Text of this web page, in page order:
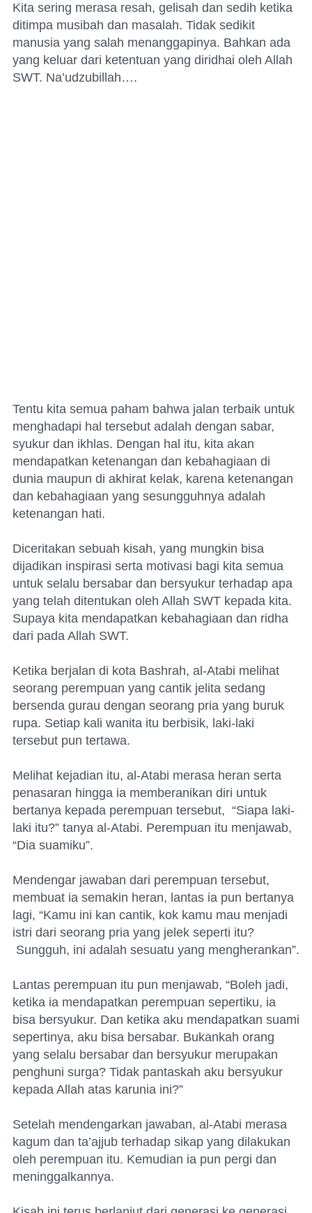
Kita sering merasa resah, gelisah dan sedih ketika
ditimpa musibah dan masalah. Tidak sedikit
manusia yang salah menanggapinya. Bahkan ada
yang keluar dari ketentuan yang diridhai oleh Allah
SWT. Na’udzubillah….
Tentu kita semua paham bahwa jalan terbaik untuk
menghadapi hal tersebut adalah dengan sabar,
syukur dan ikhlas. Dengan hal itu, kita akan
mendapatkan ketenangan dan kebahagiaan di
dunia maupun di akhirat kelak, karena ketenangan
dan kebahagiaan yang sesungguhnya adalah
ketenangan hati.
Diceritakan sebuah kisah, yang mungkin bisa
dijadikan inspirasi serta motivasi bagi kita semua
untuk selalu bersabar dan bersyukur terhadap apa
yang telah ditentukan oleh Allah SWT kepada kita.
Supaya kita mendapatkan kebahagiaan dan ridha
dari pada Allah SWT.
Ketika berjalan di kota Bashrah, al-Atabi melihat
seorang perempuan yang cantik jelita sedang
bersenda gurau dengan seorang pria yang buruk
rupa. Setiap kali wanita itu berbisik, laki-laki
tersebut pun tertawa.
Melihat kejadian itu, al-Atabi merasa heran serta
penasaran hingga ia memberanikan diri untuk
bertanya kepada perempuan tersebut, “Siapa laki-
laki itu?” tanya al-Atabi. Perempuan itu menjawab,
“Dia suamiku”.
Mendengar jawaban dari perempuan tersebut,
membuat ia semakin heran, lantas ia pun bertanya
lagi, “Kamu ini kan cantik, kok kamu mau menjadi
istri dari seorang pria yang jelek seperti itu?
Sungguh, ini adalah sesuatu yang mengherankan”.
Lantas perempuan itu pun menjawab, “Boleh jadi,
ketika ia mendapatkan perempuan sepertiku, ia
bisa bersyukur. Dan ketika aku mendapatkan suami
sepertinya, aku bisa bersabar. Bukankah orang
yang selalu bersabar dan bersyukur merupakan
penghuni surga? Tidak pantaskah aku bersyukur
kepada Allah atas karunia ini?”
Setelah mendengarkan jawaban, al-Atabi merasa
kagum dan ta’ajjub terhadap sikap yang dilakukan
oleh perempuan itu. Kemudian ia pun pergi dan
meninggalkannya.